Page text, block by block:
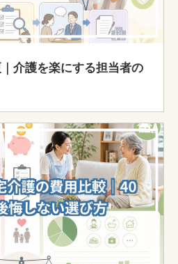
介護を楽にする担当者の